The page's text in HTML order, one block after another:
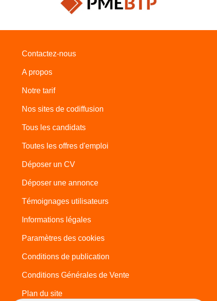
Contactez-nous
A propos
Notre tarif
Nos sites de codiffusion
Tous les candidats
Toutes les offres d'emploi
Déposer un CV
Déposer une annonce
Témoignages utilisateurs
Informations légales
Paramètres des cookies
Conditions de publication
Conditions Générales de Vente
Plan du site